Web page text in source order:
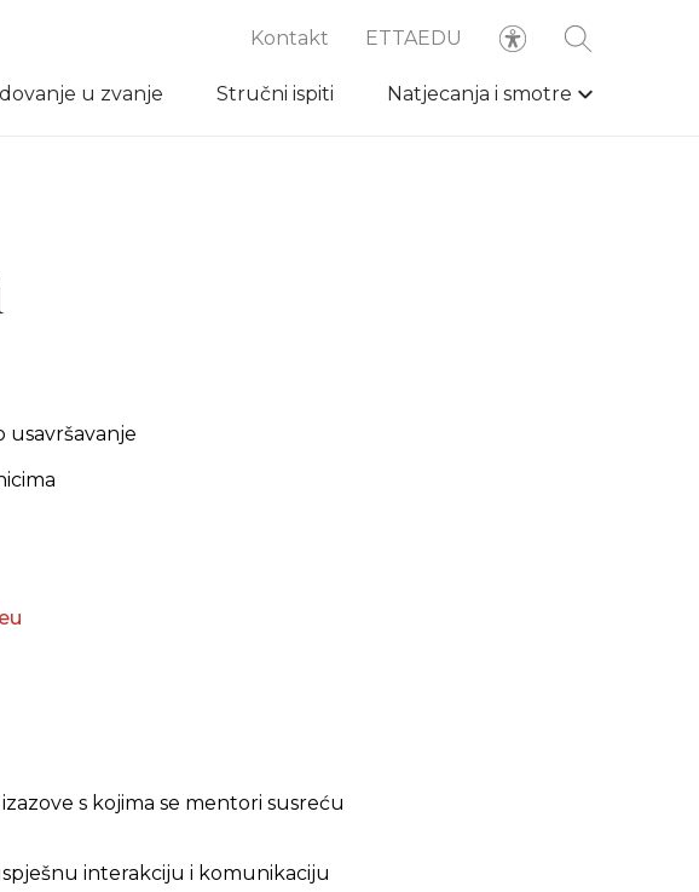
Kontakt ETTAEDU
u zvanje Stručni ispiti Natjecanja i smotre
usavršavanje
s kojima se mentori susreću
interakciju i komunikaciju